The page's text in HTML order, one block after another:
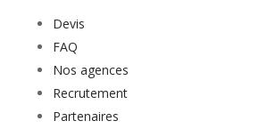
Devis
FAQ
Nos agences
Recrutement
Partenaires